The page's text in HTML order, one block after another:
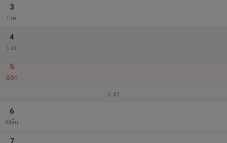
3
Fre
4
Lör
5
Sön
v.41
6
Mån
7